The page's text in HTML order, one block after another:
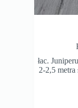
łac.
2-2,5